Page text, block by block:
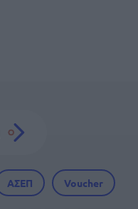
ΑΣΕΠ Voucher